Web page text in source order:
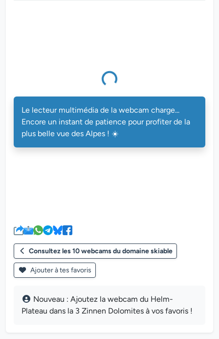
de la webcam charge...
Le lecteur multimédia de la webcam charge...
Encore un instant de patience pour profiter de la
plus belle vue des Alpes ! ☀️
Consultez les 10 webcams du domaine skiable
Ajouter à tes favoris
Nouveau : Ajoutez la webcam du Helm-
Plateau dans la 3 Zinnen Dolomites à vos favoris !